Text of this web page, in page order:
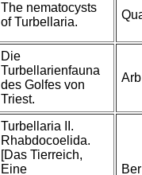
The nematocysts
of Turbellaria.
Die
Turbellarienfauna
des Golfes von
Triest.
Turbellaria II.
Rhabdocoelida.
[Das Tierreich,
Eine